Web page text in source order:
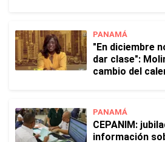
PANAMÁ
"En diciembre
dar clase":
cambio del
PANAMÁ
CEPANIM:
información